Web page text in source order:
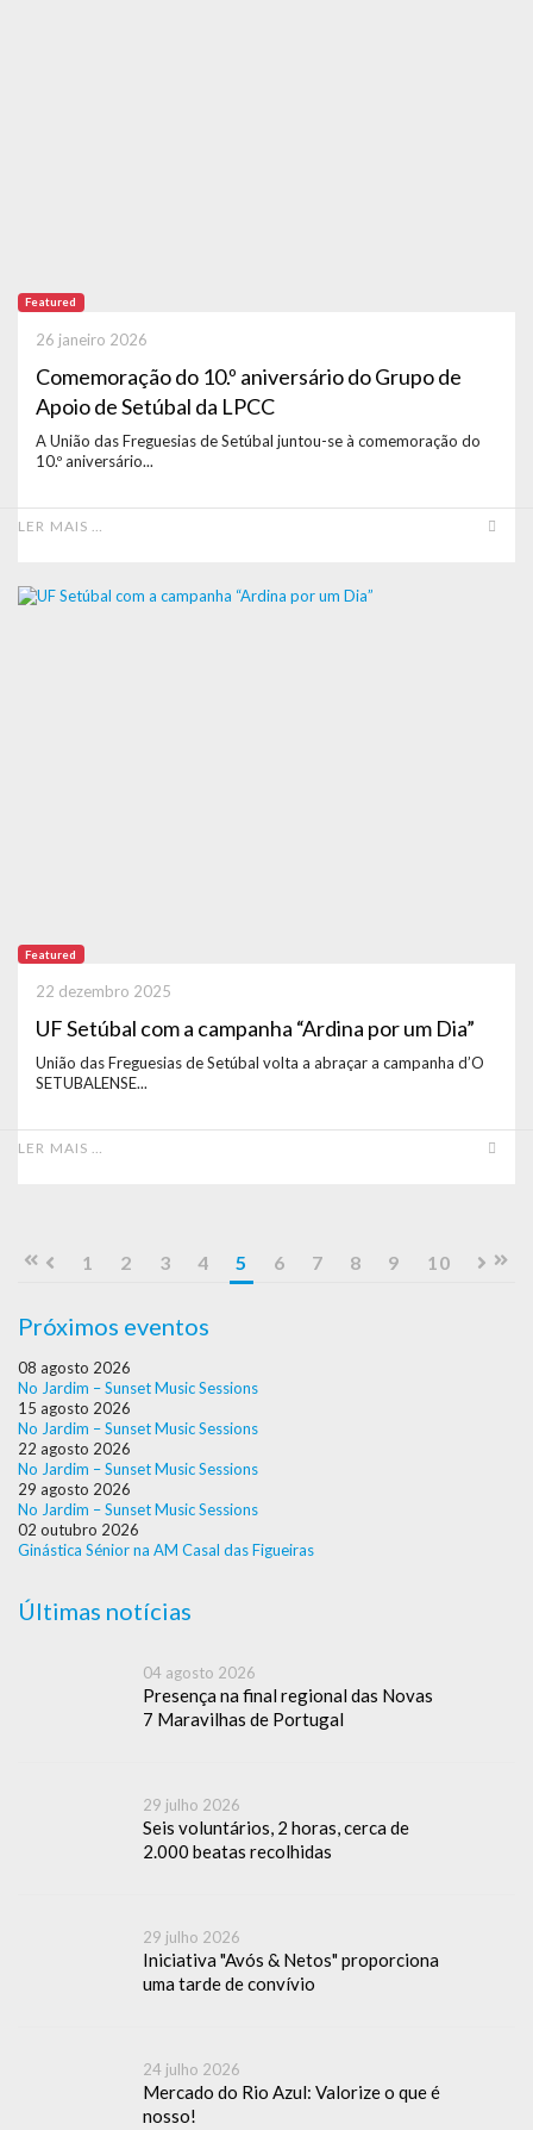
Featured
Comemoração do 10.º aniversário do Grupo de
Apoio de Setúbal da LPCC
26 janeiro 2026
A União das Freguesias de Setúbal juntou-se à comemoração do
10.º aniversário...
LER MAIS …
Featured
UF Setúbal com a campanha “Ardina por um Dia”
22 dezembro 2025
União das Freguesias de Setúbal volta a abraçar a campanha d’O
SETUBALENSE...
LER MAIS …
1 2 3 4 5 6 7 8 9 10
Próximos eventos
08 agosto 2026
No Jardim – Sunset Music Sessions
15 agosto 2026
No Jardim – Sunset Music Sessions
22 agosto 2026
No Jardim – Sunset Music Sessions
29 agosto 2026
No Jardim – Sunset Music Sessions
02 outubro 2026
Ginástica Sénior na AM Casal das Figueiras
Últimas notícias
04 agosto 2026
Presença na final regional das Novas
7 Maravilhas de Portugal
29 julho 2026
Seis voluntários, 2 horas, cerca de
2.000 beatas recolhidas
29 julho 2026
Iniciativa "Avós & Netos" proporciona
uma tarde de convívio
24 julho 2026
Mercado do Rio Azul: Valorize o que é
nosso!